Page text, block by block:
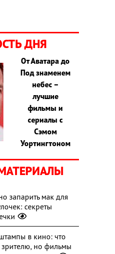
ДНЯ
От Аватара до
Под знаменем
небес –
лучшие
фильмы и
сериалы с
Сэмом
Уортингтоном
запарить мак для
секреты
в кино: что
но фильмы